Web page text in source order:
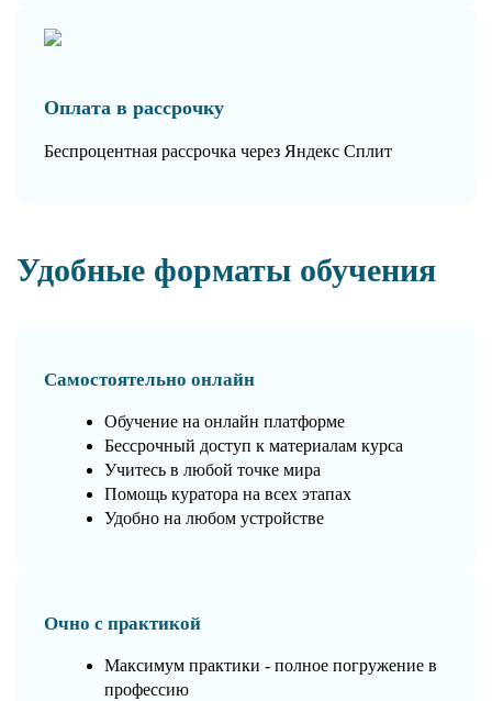
Оплата в рассрочку
Беспроцентная рассрочка через Яндекс Сплит
Удобные форматы обучения
Самостоятельно онлайн
Обучение на онлайн платформе
Бессрочный доступ к материалам курса
Учитесь в любой точке мира
Помощь куратора на всех этапах
Удобно на любом устройстве
Очно с практикой
Максимум практики - полное погружение в
профессию